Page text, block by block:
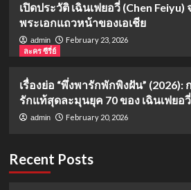
เปิดประวัติ เฉินเฟยอวี่ (Chen
พระเอกแถวหน้าของเอเชีย
admin
February 23, 2026
ละคร ซีรี่ย์
เรื่องย่อ “พึ่งพารักพักพิงฝัน”
รักแท้สุดละมุนยุค 70 ของ เฉินเฟยอ
admin February 20, 2026
Recent Posts